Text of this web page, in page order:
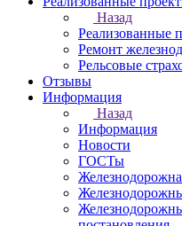
Назад
Реализованные
Ремонт
Рельсовые
Отзывы
Информация
Назад
Информация
Новости
ГОСТы